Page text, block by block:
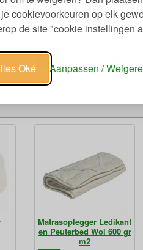
cookievoorkeuren op elk
de site "cookie instellingen
Oké Aanpassen /
95
Kindermolton
Biologisch Katoen
Matrasoplegger Ledikant
en Peuterbed Wol 600 gr
m2